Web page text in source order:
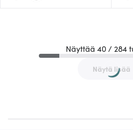
Näyttää 40 / 284
Näytä lisää